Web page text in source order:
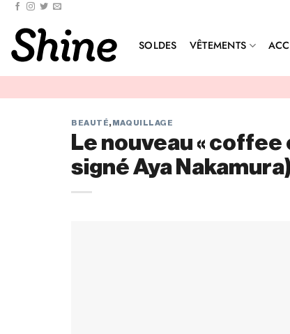
Passer
contenu
SOLDES VÊTEMENTS
BEAUTÉ, MAQUILLAGE
Le nouveau « coffee
signé Aya